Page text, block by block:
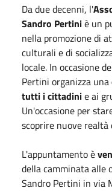
Da due decenni, l'
Sandro Pertiniè un
nella promozione di
culturali e di
locale. In occasione
Pertini organizza una
tutti i cittadinie ai
Un'occasione per
scoprire nuove
L'appuntamento è
della camminata alle
Sandro Pertini in via